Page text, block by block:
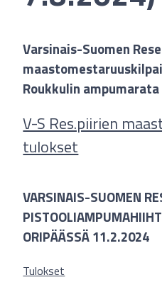
Varsinais-Suomen
Roukkulin
V-S Res.piirien
tulokset
VARSINAIS-SUOMEN
ORIPÄÄSSÄ 11.2.2024
Tulokset